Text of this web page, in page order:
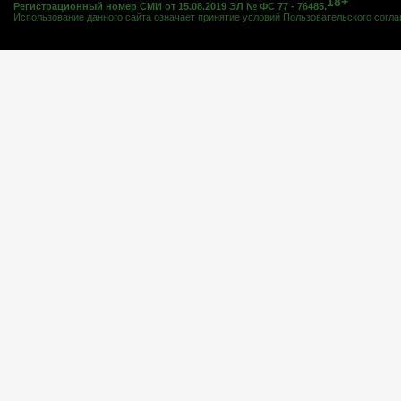
Регистрационный номер СМИ от 15.08.2019 ЭЛ № ФС 77 - 76485.
Использование данного сайта означает принятие условий Пользовательского